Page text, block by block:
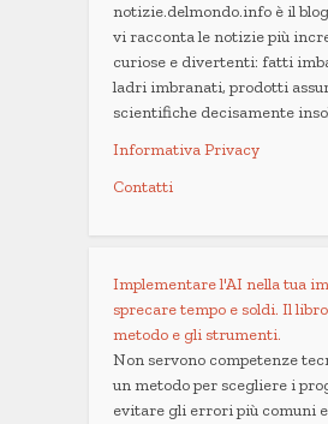
notizie.delmondo.info è il
vi racconta le notizie più
curiose e divertenti: fatti
ladri imbranati, prodotti
scientifiche decisamente
Informativa Privacy
Contatti
Implementare l'AI nella tua
sprecare tempo e soldi. Il
metodo e gli strumenti.
Non servono competenze
un metodo per scegliere i
evitare gli errori più comuni